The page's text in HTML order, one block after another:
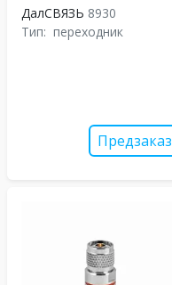
ДалСВЯЗЬ 8930
Тип: переходник
Предзаказ